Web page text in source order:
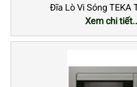
Đĩa Lò Vi Sóng TEKA
Xem chi